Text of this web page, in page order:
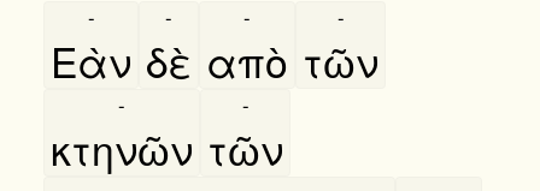
Εὰν
-
δὲ
-
απὸ
-
τῶν
-
κτηνῶν
-
τῶν
-